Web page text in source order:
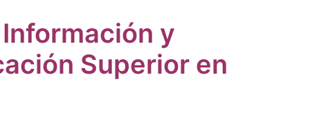
y
Superior en